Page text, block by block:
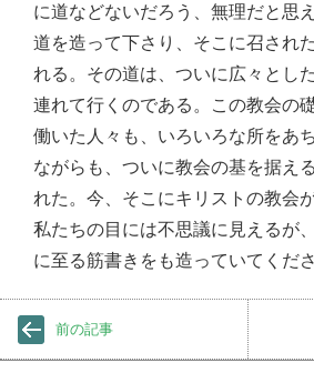
に道などないだろう、無理だと思
道を造って下さり、そこに召され
れる。その道は、ついに広々とし
連れて行くのである。この教会の
働いた人々も、いろいろな所をあ
ながらも、ついに教会の基を据え
れた。今、そこにキリストの教会
私たちの目には不思議に見えるが
に至る筋書きをも造っていてくだ
前の記事